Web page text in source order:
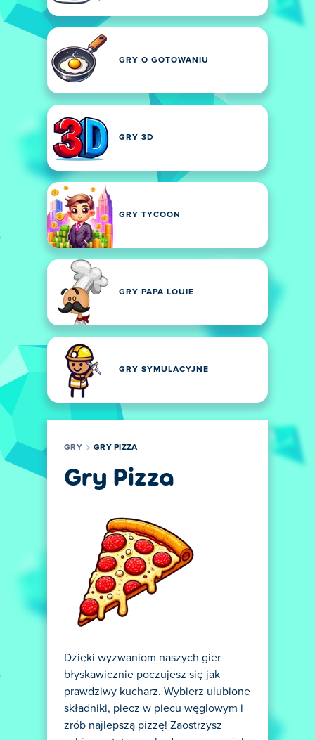
GRY O GOTOWANIU
GRY 3D
GRY TYCOON
GRY PAPA LOUIE
GRY SYMULACYJNE
GRY GRY PIZZA
Gry Pizza
Dzięki wyzwaniom naszych gier
błyskawicznie poczujesz się jak
prawdziwy kucharz. Wybierz ulubione
składniki, piecz w piecu węglowym i
zrób najlepszą pizzę! Zaostrzysz